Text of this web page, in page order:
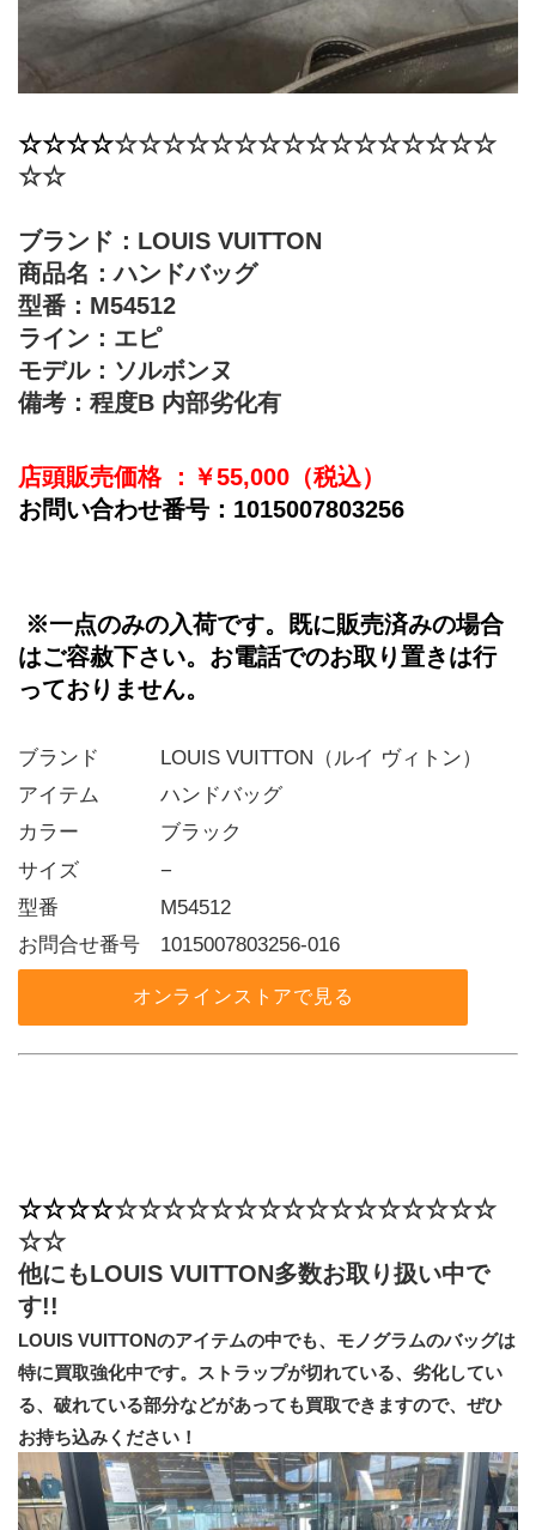
☆☆☆☆​☆☆☆☆​☆☆☆☆​☆☆☆☆​☆☆☆☆​
☆☆
ブランド：LOUIS VUITTON
商品名：ハンドバッグ
型番：M54512
ライン：エピ
モデル：ソルボンヌ
備考：程度B 内部劣化有
店頭販売価格 ：￥﻿55,000 （税込）
お問い合わせ番号：1015007803256
※一点のみの入荷です。既に販売済みの場合
はご容赦下さい。お電話でのお取り置きは行
っておりません。
ブランド   LOUIS VUITTON（ルイ ヴィトン）
アイテム   ハンドバッグ
カラー    ブラック
サイズ    −
型番     M54512
お問合せ番号 1015007803256-016
オンラインストアで見る
☆☆☆☆​☆☆☆☆​☆☆☆☆​☆☆☆☆​☆☆☆☆​
☆☆
他にもLOUIS VUITTON多数お取り扱い中で
す!!
LOUIS VUITTONのアイテムの中でも、モノグラムのバッグは
特に買取強化中です。ストラップが切れている、劣化してい
る、破れている部分などがあっても買取できますので、ぜひ
お持ち込みください！